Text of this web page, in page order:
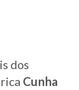
dos
Cunha